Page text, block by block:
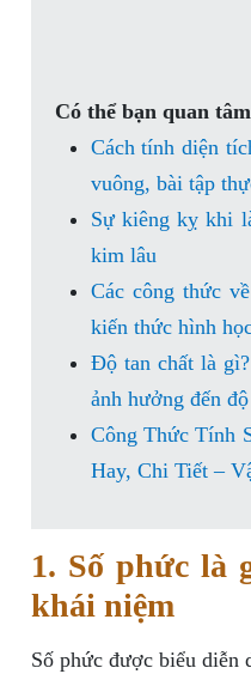
Có thể bạn quan tâm
Cách tính diện
vuông, bài tập
Sự kiêng kỵ khi
kim lâu
Các công thức
kiến thức hình
Độ tan chất là
ảnh hưởng đến
Công Thức Tính
Hay, Chi Tiết –
1. Số phức là
khái niệm
Số phức được biểu diễn